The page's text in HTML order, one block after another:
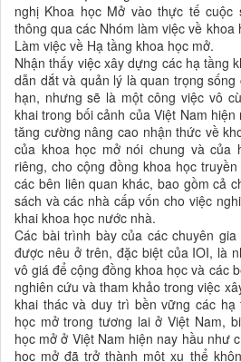
nghị Khoa học Mở vào thực tế cuộc
thông qua các Nhóm làm việc về khoa
Làm việc về Hạ tầng khoa học mở.
Nhận thấy việc xây dựng các hạ tầng
dẫn dắt và quản lý là quan trọng
hạn, nhưng sẽ là một công việc vô
khai trong bối cảnh của Việt Nam
tăng cường nâng cao nhận thức về
của khoa học mở nói chung và của
riêng, cho cộng đồng khoa học
các bên liên quan khác, bao gồm cả
sách và các nhà cấp vốn cho việc
khai khoa học nước nhà.
Các bài trình bày của các chuyên
được nêu ở trên, đặc biệt của IOI, là
vô giá để cộng đồng khoa học và các
nghiên cứu và tham khảo trong việc
khai thác và duy trì bền vững các
học mở trong tương lai ở Việt Nam,
học mở ở Việt Nam hiện nay hầu như
học mở đã trở thành một xu thể